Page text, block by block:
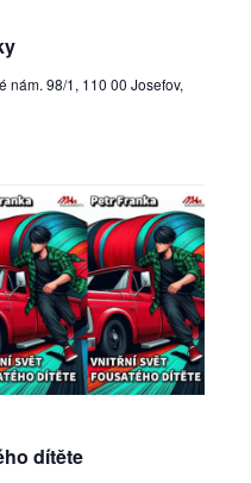
nám. 98/1, 110 00 Josefov,
dítěte